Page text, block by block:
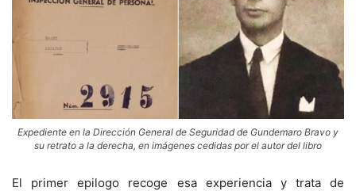
Expediente en la Dirección General de Seguridad de Gundemaro Bravo y
su retrato a la derecha, en imágenes cedidas por el autor del libro
El primer epilogo recoge esa experiencia y trata de